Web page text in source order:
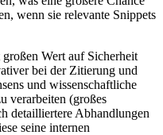
wenn sie relevante Snippets
Wert auf Sicherheit
bei der Zitierung und
und wissenschaftliche
verarbeiten (großes
detailliertere Abhandlungen
seine internen